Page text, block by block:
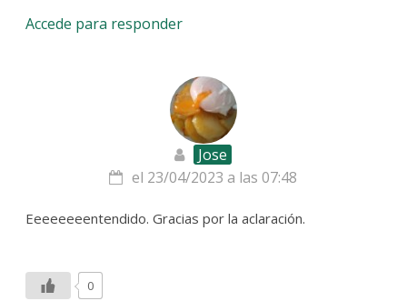
Accede para responder
Jose
el 23/04/2023 a las 07:48
Eeeeeeeentendido. Gracias por la aclaración.
0